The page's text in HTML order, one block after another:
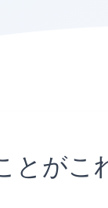
がこ